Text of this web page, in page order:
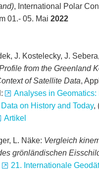
, International Polar
01.- 05. Mai 2022
J. Kostelecky, J.
from the Greenland
of Satellite Data,
Analyses in Geomatics:
on History and Today,
Artikel
L. Näke: Vergleich
grönländischen
21. Internationale